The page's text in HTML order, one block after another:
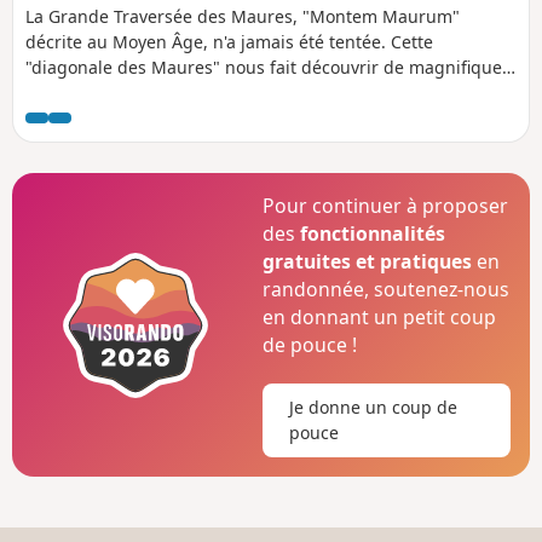
La Grande Traversée des Maures, "Montem Maurum"
décrite au Moyen Âge, n'a jamais été tentée. Cette
"diagonale des Maures" nous fait découvrir de magnifiques
points de vue exceptionnels jalonnent ce parcours. Cette
aventure commence à Hyères (ancienne commanderie
templière) pour rejoindre Collobrières (capitale des Maures)
Pour continuer à proposer
desfonctionnalités
gratuites et pratiques en
randonnée, soutenez-nous
en donnant un petit coup
de pouce !
Je donne un coup de
pouce